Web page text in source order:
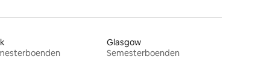
Glasgow
Semesterboenden